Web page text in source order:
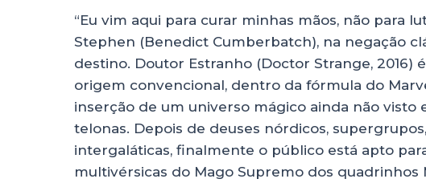
ts
A
p
p
e
b
o
o
k
e
dI
n
re
“Eu vim aqui para curar minhas mãos, não para
Stephen (Benedict Cumberbatch), na negação
destino. Doutor Estranho (Doctor Strange, 2016)
origem convencional, dentro da fórmula do
inserção de um universo mágico ainda não visto
telonas. Depois de deuses nórdicos,
intergaláticas, finalmente o público está apto
multivérsicas do Mago Supremo dos quadrinhos